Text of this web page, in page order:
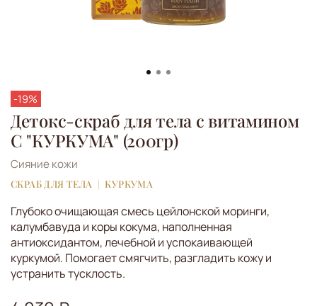
-19%
Детокс-скраб для тела с витамином
С "КУРКУМА" (200гр)
Сияние кожи
СКРАБ ДЛЯ ТЕЛА КУРКУМА
Глубоко очищающая смесь цейлонской моринги,
калумбавуда и коры кокума, наполненная
антиоксидантом, лечебной и успокаивающей
куркумой. Помогает смягчить, разгладить кожу и
устранить тусклость.